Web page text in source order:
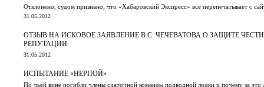
Отклонено, судом признано, что «Хабаровский Экспресс» все перепечатывает с
31.05.2012
ОТЗЫВ НА ИСКОВОЕ ЗАЯВЛЕНИЕ В.С. ЧЕЧЕВАТОВА О ЗАЩИТЕ
РЕПУТАЦИИ
31.05.2012
ИСПЫТАНИЕ «НЕРПОЙ»
По чьей вине погибли члены сдаточной команды подводной лодки и почему за